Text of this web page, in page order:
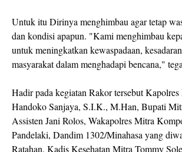
Untuk itu Dirinya menghimbau agar tetap
dan kondisi apapun. "Kami menghimbau
untuk meningkatkan kewaspadaan,
masyarakat dalam menghadapi bencana,"
Hadir pada kegiatan Rakor tersebut
Handoko Sanjaya, S.I.K., M.Han, Bupati
Assisten Jani Rolos, Wakapolres Mitra
Pandelaki, Dandim 1302/Minahasa yang
Ratahan, Kadis Kesehatan Mitra Tommy